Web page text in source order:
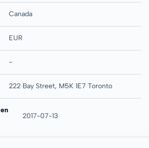
Canada
EUR
-
222 Bay Street, M5K 1E7 Toronto
2017-07-13